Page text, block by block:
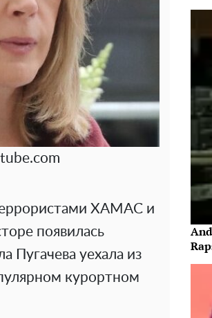
ХАМАС и
появилась
Пугачева уехала из
курортном